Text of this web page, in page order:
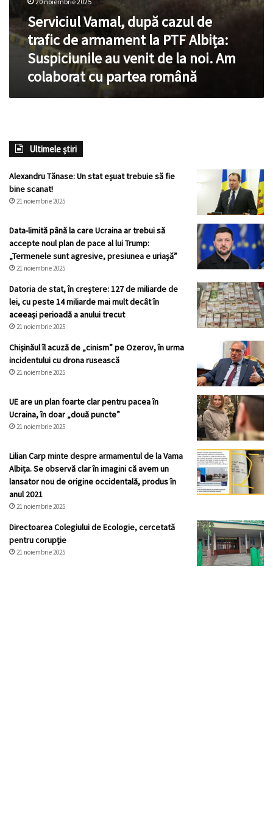
trafic
închisoare
viață!
de
la
noi.
Am
colaborat
partea
română
Serviciul Vamal, după cazul de
trafic de armament la PTF Albița:
Suspiciunile au venit de la noi. Am
colaborat cu partea română
Ultimele știri
Alexandru Tănase: Un stat eșuat trebuie să fie
bine scanat!
21 noiembrie 2025
Data-limită până la care Ucraina ar trebui să
accepte noul plan de pace al lui Trump:
„Termenele sunt agresive, presiunea e uriașă”
21 noiembrie 2025
Datoria de stat, în creștere: 127 de miliarde de
lei, cu peste 14 miliarde mai mult decât în
aceeași perioadă a anului trecut
21 noiembrie 2025
Chișinăul îl acuză de „cinism” pe Ozerov, în urma
incidentului cu drona rusească
21 noiembrie 2025
UE are un plan foarte clar pentru pacea în
Ucraina, în doar „două puncte”
21 noiembrie 2025
Lilian Carp minte despre armamentul de la Vama
Albița. Se observă clar în imagini că avem un
lansator nou de origine occidentală, produs în
anul 2021
21 noiembrie 2025
Directoarea Colegiului de Ecologie, cercetată
pentru corupție
21 noiembrie 2025